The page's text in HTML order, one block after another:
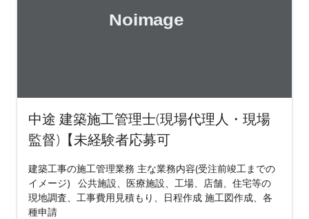
中途 建築施工管理士(現場代理人・現場
監督)【未経験者応募可
建築工事の施工管理業務 主な業務内容(受注前竣工までの
イメージ) 公共施設、医療施設、工場、店舗、住宅等の
現地調査、工事費用見積もり、日程作成 施工図作成、各
種申請